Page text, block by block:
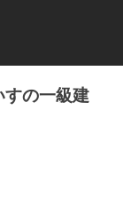
の一級建